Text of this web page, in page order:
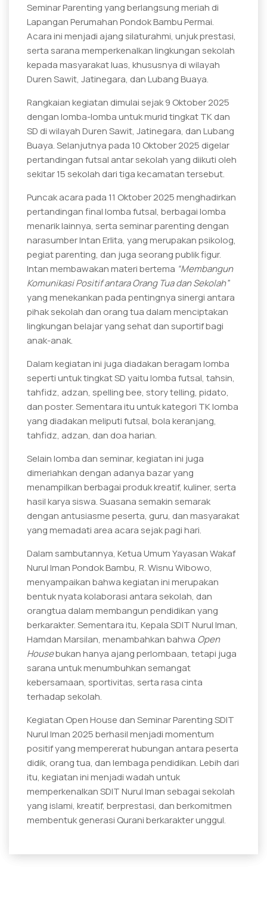
Seminar Parenting yang berlangsung meriah di
Lapangan Perumahan Pondok Bambu Permai.
Acara ini menjadi ajang silaturahmi, unjuk prestasi,
serta sarana memperkenalkan lingkungan sekolah
kepada masyarakat luas, khususnya di wilayah
Duren Sawit, Jatinegara, dan Lubang Buaya.
Rangkaian kegiatan dimulai sejak 9 Oktober 2025
dengan lomba-lomba untuk murid tingkat TK dan
SD di wilayah Duren Sawit, Jatinegara, dan Lubang
Buaya. Selanjutnya pada 10 Oktober 2025 digelar
pertandingan futsal antar sekolah yang diikuti oleh
sekitar 15 sekolah dari tiga kecamatan tersebut.
Puncak acara pada 11 Oktober 2025 menghadirkan
pertandingan final lomba futsal, berbagai lomba
menarik lainnya, serta seminar parenting dengan
narasumber Intan Erlita, yang merupakan psikolog,
pegiat parenting, dan juga seorang publik figur.
Intan membawakan materi bertema “Membangun
Komunikasi Positif antara Orang Tua dan Sekolah”
yang menekankan pada pentingnya sinergi antara
pihak sekolah dan orang tua dalam menciptakan
lingkungan belajar yang sehat dan suportif bagi
anak-anak.
Dalam kegiatan ini juga diadakan beragam lomba
seperti untuk tingkat SD yaitu lomba futsal, tahsin,
tahfidz, adzan, spelling bee, story telling, pidato,
dan poster. Sementara itu untuk kategori TK lomba
yang diadakan meliputi futsal, bola keranjang,
tahfidz, adzan, dan doa harian.
Selain lomba dan seminar, kegiatan ini juga
dimeriahkan dengan adanya bazar yang
menampilkan berbagai produk kreatif, kuliner, serta
hasil karya siswa. Suasana semakin semarak
dengan antusiasme peserta, guru, dan masyarakat
yang memadati area acara sejak pagi hari.
Dalam sambutannya, Ketua Umum Yayasan Wakaf
Nurul Iman Pondok Bambu, R. Wisnu Wibowo,
menyampaikan bahwa kegiatan ini merupakan
bentuk nyata kolaborasi antara sekolah, dan
orangtua dalam membangun pendidikan yang
berkarakter. Sementara itu, Kepala SDIT Nurul Iman,
Hamdan Marsilan, menambahkan bahwa Open
Housebukan hanya ajang perlombaan, tetapi juga
sarana untuk menumbuhkan semangat
kebersamaan, sportivitas, serta rasa cinta
terhadap sekolah.
Kegiatan Open House dan Seminar Parenting SDIT
Nurul Iman 2025 berhasil menjadi momentum
positif yang mempererat hubungan antara peserta
didik, orang tua, dan lembaga pendidikan. Lebih dari
itu, kegiatan ini menjadi wadah untuk
memperkenalkan SDIT Nurul Iman sebagai sekolah
yang islami, kreatif, berprestasi, dan berkomitmen
membentuk generasi Qurani berkarakter unggul.